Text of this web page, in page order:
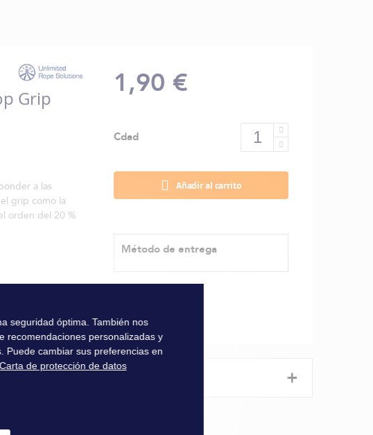
Grip
a las
grip como la
orden del 20 %
1,90 €
Cdad
Añadir al carrito
Método de entrega
+
seguridad óptima. También nos
recomendaciones personalizadas y
Puede cambiar sus preferencias en
Carta de protección de datos